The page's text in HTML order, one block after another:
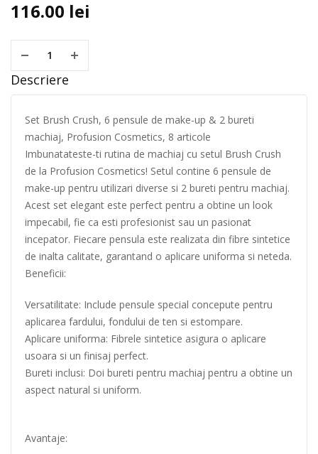
116.00 lei
Descriere
Set Brush Crush, 6 pensule de make-up & 2 bureti
machiaj, Profusion Cosmetics, 8 articole
Imbunatateste-ti rutina de machiaj cu setul Brush Crush
de la Profusion Cosmetics! Setul contine 6 pensule de
make-up pentru utilizari diverse si 2 bureti pentru machiaj.
Acest set elegant este perfect pentru a obtine un look
impecabil, fie ca esti profesionist sau un pasionat
incepator. Fiecare pensula este realizata din fibre sintetice
de inalta calitate, garantand o aplicare uniforma si neteda.
Beneficii:
Versatilitate: Include pensule special concepute pentru
aplicarea fardului, fondului de ten si estompare.
Aplicare uniforma: Fibrele sintetice asigura o aplicare
usoara si un finisaj perfect.
Bureti inclusi: Doi bureti pentru machiaj pentru a obtine un
aspect natural si uniform.
Avantaje: